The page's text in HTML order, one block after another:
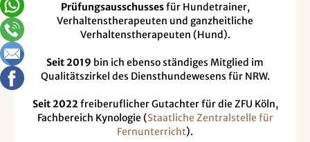
Prüfungsausschussesfür Hundetrainer,
Verhaltenstherapeuten und ganzheitliche
Verhaltenstherapeuten (Hund).
Seit 2019 bin ich ebenso ständiges Mitglied im
Qualitätszirkel des Diensthundewesens für NRW.
Seit 2022 freiberuflicher Gutachter für die ZFU Köln,
Fachbereich Kynologie (Staatliche Zentralstelle für
Fernunterricht).